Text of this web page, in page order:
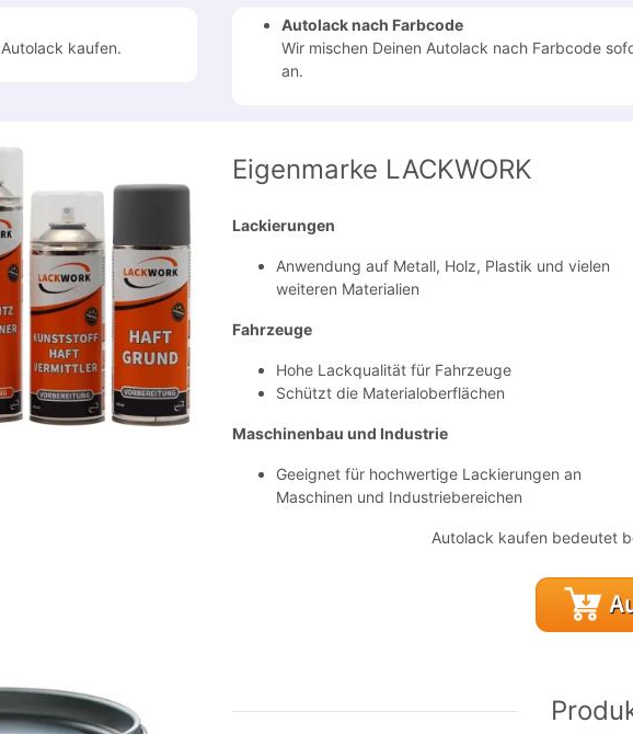
kaufen.
Autolack nach Farbcode
Wir mischen Deinen Autolack nach Farbcode
an.
Eigenmarke LACKWORK
Lackierungen
Anwendung auf Metall, Holz, Plastik und vielen
weiteren Materialien
Fahrzeuge
Hohe Lackqualität für Fahrzeuge
Schützt die Materialoberflächen
Maschinenbau und Industrie
Geeignet für hochwertige Lackierungen an
Maschinen und Industriebereichen
Autolack kaufen bedeutet